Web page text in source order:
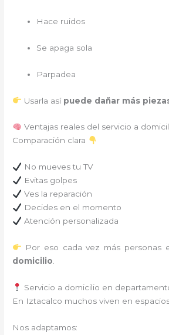
Hace ruidos
Se apaga sola
Parpadea
Usarla así puede dañar más
Ventajas reales del servicio a
Comparación clara
No mueves tu TV
Evitas golpes
Ves la reparación
Decides en el momento
Atención personalizada
Por eso cada vez más personas
domicilio
Servicio a domicilio en
En Iztacalco muchos viven en
Nos adaptamos: